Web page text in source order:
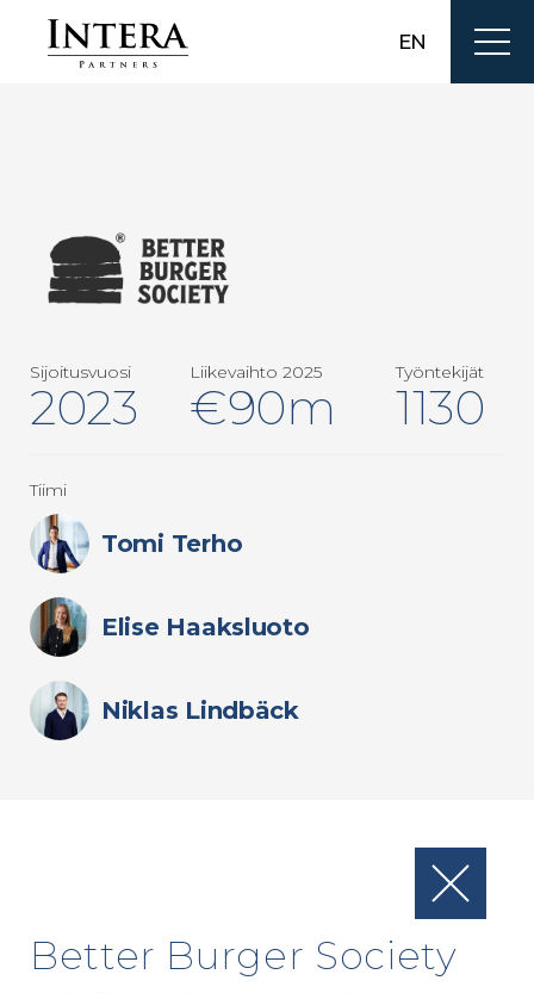
EN
Sijoitusvuosi
2023
Liikevaihto 2025
€90m
Työntekijät
1130
Tiimi
Tomi Terho
Elise Haaksluoto
Niklas Lindbäck
Better Burger Society